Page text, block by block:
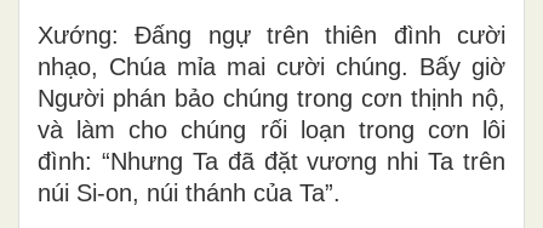
Xướng: Ðấng ngự trên thiên đình cười
nhạo, Chúa mỉa mai cười chúng. Bấy giờ
Người phán bảo chúng trong cơn thịnh nộ,
và làm cho chúng rối loạn trong cơn lôi
đình: “Nhưng Ta đã đặt vương nhi Ta trên
núi Si-on, núi thánh của Ta”.